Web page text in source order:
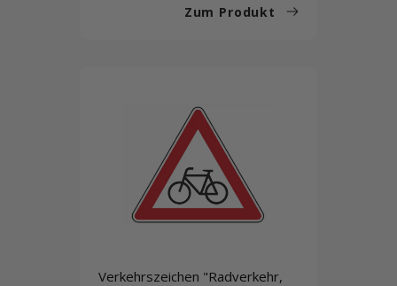
Zum Produkt
Verkehrszeichen "Radverkehr,